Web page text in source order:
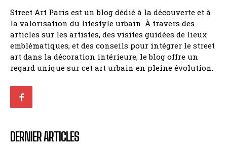
Street Art Paris est un blog dédié à la découverte et à
la valorisation du lifestyle urbain. À travers des
articles sur les artistes, des visites guidées de lieux
emblématiques, et des conseils pour intégrer le street
art dans la décoration intérieure, le blog offre un
regard unique sur cet art urbain en pleine évolution.
DERNIER ARTICLES